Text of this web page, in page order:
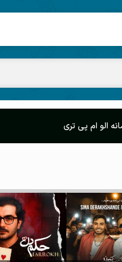
الو ام پی تری